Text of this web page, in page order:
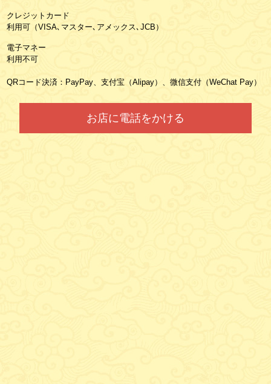
クレジットカード
利用可（VISA､マスター､アメックス､JCB）
電子マネー
利用不可
QRコード決済：PayPay、支付宝（Alipay）、微信支付（WeChat Pay）
お店に電話をかける